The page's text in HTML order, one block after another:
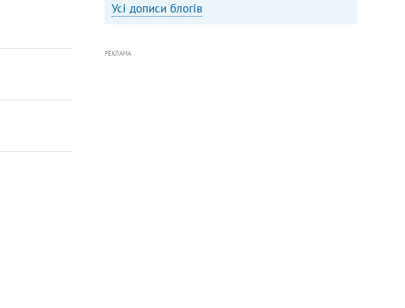
Усі дописи блогів
РЕКЛАМА